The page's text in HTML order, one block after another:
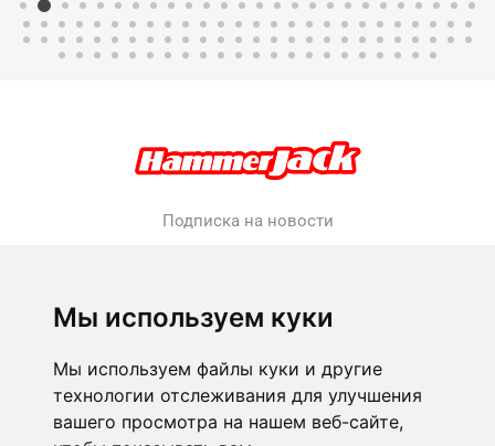
Мы используем куки
Мы используем файлы куки и другие
технологии отслеживания для улучшения
вашего просмотра на нашем веб-сайте,
Подписка на новости
прописки
ПРЕДПРИЯТИЕ